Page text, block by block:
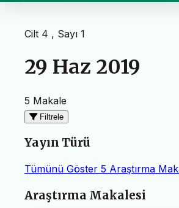
Cilt 4 , Sayı 1
29 Haz 2019
5 Makale
Filtrele
Yayın Türü
Tümünü Göster 5 Araştırma
Makaleler
Araştırma Makalesi